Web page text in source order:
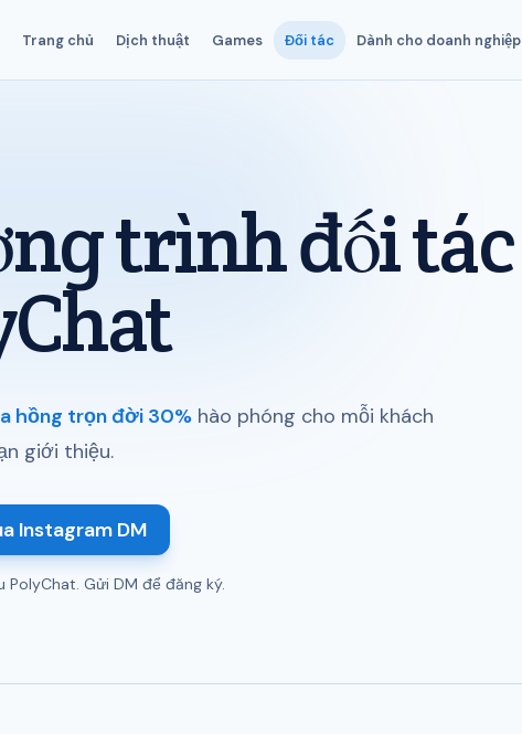
Trang chủ Dịch thuật Games Đối tác Dành cho doanh nghiệp
trình đối tác
hồng trọn đời 30% hào phóng cho mỗi khách
giới thiệu.
Instagram DM
Gửi DM để đăng ký.